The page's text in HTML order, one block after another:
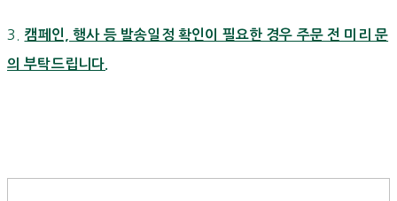
3. 캠페인, 행사 등 발송일정 확인이 필요한 경우 주문 전 미리 문
의 부탁드립니다.